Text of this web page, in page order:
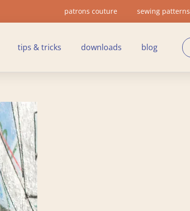
patrons couture sewing patterns
tips & tricks downloads blog